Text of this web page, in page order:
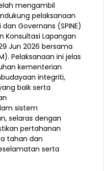
mengambil
pelaksanaan
Governans (SPINE)
Konsultasi Lapangan
Jun 2026 bersama
Pelaksanaan ini jelas
kementerian
integriti,
baik serta
sistem
selaras dengan
pertahanan
tahan dan
serta